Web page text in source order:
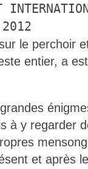
le perchoir
entier, a
à y regarder
et après